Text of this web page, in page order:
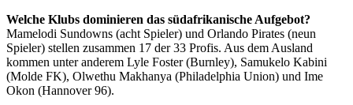
Welche Klubs dominieren das südafrikanische Aufgebot?
Mamelodi Sundowns (acht Spieler) und Orlando Pirates (neun
Spieler) stellen zusammen 17 der 33 Profis. Aus dem Ausland
kommen unter anderem Lyle Foster (Burnley), Samukelo Kabini
(Molde FK), Olwethu Makhanya (Philadelphia Union) und Ime
Okon (Hannover 96).